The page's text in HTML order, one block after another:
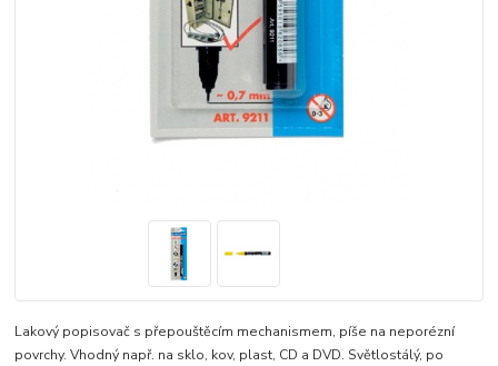
Lakový popisovač s přepouštěcím mechanismem, píše na neporézní
povrchy. Vhodný např. na sklo, kov, plast, CD a DVD. Světlostálý, po